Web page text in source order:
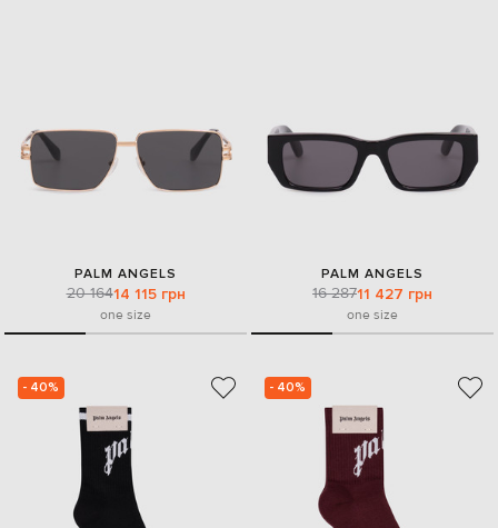
PALM ANGELS
20 16414 115 грн
one size
PALM ANGELS
16 28711 427 грн
one size
- 40% - 40%